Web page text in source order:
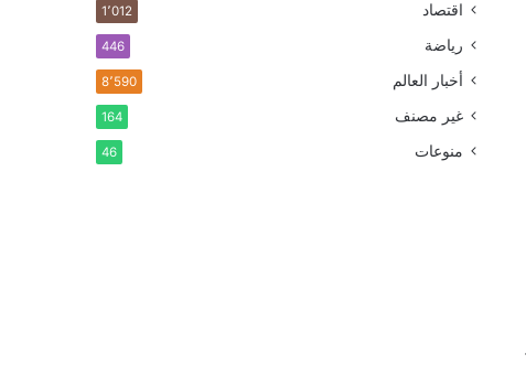
اقتصاد 1٬012
رياضة 446
أخبار العالم 8٬590
غير مصنف 164
منوعات 46